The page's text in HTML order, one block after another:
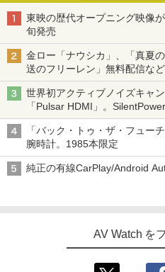
東映の歴代オープニング映像
旬発売
金ロー「ナウシカ」、「真夏
送のフリーレン」無料配信な
世界初アクティブノイズキャ
「Pulsar HDMI」。
「バック・トゥ・ザ・フュー
腕時計。1985本限定
純正の有線CarPlay/Android
AV Watch を